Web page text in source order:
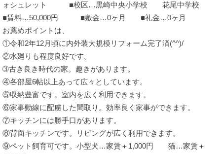
ォシュレット ■校区…黒崎中央小学校 花尾中学校
■賃料…50,000円 ■敷金…0ヶ月 ■礼金…0ヶ月
お薦めポイントは、
①令和2年12月頃に内外装大規模リフォーム完了済(^^)/
②水廻りも程度良好です。
➂古き良き時代の家。趣きがあります。
④各部屋6帖以上あって広々としています。
⑤収納豊富です。室内を広く利用できます。
⑥家事動線に配慮した間取り。効率良く家事ができます。
⑦キッチンには勝手口があります。
⑧背面キッチンです。リビングが広く利用できます。
⑨ペット飼育可です。小型犬…家賃＋1,000円 猫…家賃＋